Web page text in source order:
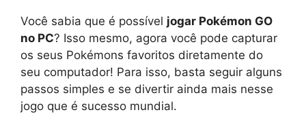
Você sabia que é possível jogar Pokémon GO
no PC? Isso mesmo, agora você pode capturar
os seus Pokémons favoritos diretamente do
seu computador! Para isso, basta seguir alguns
passos simples e se divertir ainda mais nesse
jogo que é sucesso mundial.